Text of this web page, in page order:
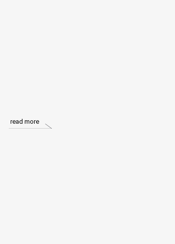
read more